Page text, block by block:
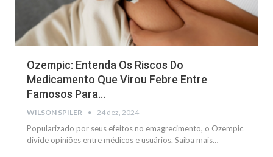
Ozempic: Entenda Os Riscos Do
Medicamento Que Virou Febre Entre
Famosos Para…
WILSON SPILER 24 dez, 2024
Popularizado por seus efeitos no emagrecimento, o Ozempic
divide opiniões entre médicos e usuários. Saiba mais…